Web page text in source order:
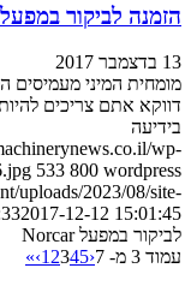
הזמנה לביקור במפעל Norcar
13 בדצמבר 2017
מומחית המיני מעמיסים
דווקא אתם צריכים
בידיעה
wp-
533 800 wordpress
uploads/2023/08/site-
2017-12-12 15:01:45
לביקור במפעל Norcar
עמוד 3 מ- 7
‹
1 2345
›
»